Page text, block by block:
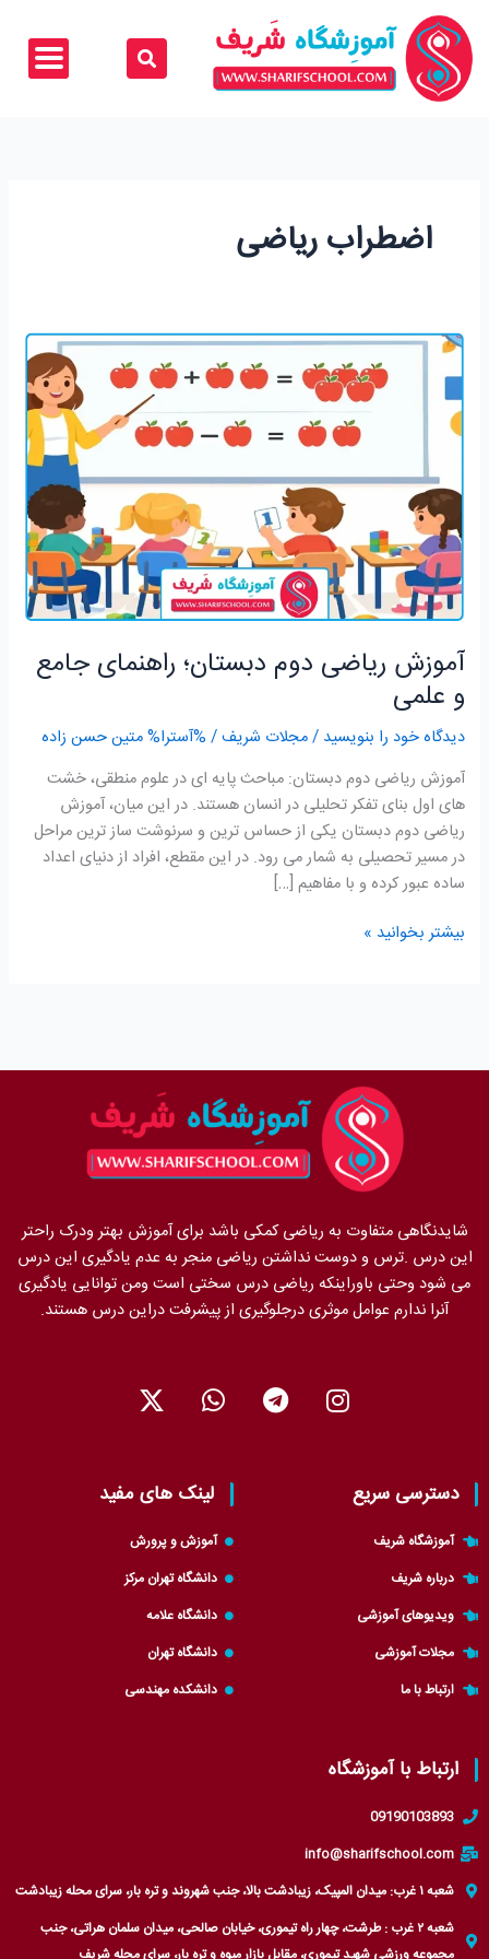
محتوا
اضطراب ریاضی
آموزش ریاضی دوم دبستان؛ راهنمای جامع
و علمی
دیدگاه‌ خود را بنویسید /مجلات شریف/ %آسترا%متین حسن زاده
آموزش ریاضی دوم دبستان: مباحث پایه ای در علوم منطقی، خشت
های اول بنای تفکر تحلیلی در انسان هستند. در این میان، آموزش
ریاضی دوم دبستان یکی از حساس ترین و سرنوشت ساز ترین مراحل
در مسیر تحصیلی به شمار می رود. در این مقطع، افراد از دنیای اعداد
ساده عبور کرده و با مفاهیم […]
آموزش
دوم
دبستان؛
جامع
و
علمی
بیشتر بخوانید »
شایدنگاهی متفاوت به ریاضی کمکی باشد برای آموزش بهتر ودرک راحتر
این درس .ترس و دوست نداشتن ریاضی منجر به عدم یادگیری این درس
می شود وحتی باوراینکه ریاضی درس سختی است ومن توانایی یادگیری
آنرا ندارم عوامل موثری درجلوگیری از پیشرفت دراین درس هستند.
I
n
T
e
W
h
s
a
p
p
X
-
i
t
t
e
r
دسترسی سریع
آموزشگاه شریف
درباره شریف
ویدیوهای آموزشی
مجلات آموزشی
ارتباط با ما
لینک های مفید
آموزش و پرورش
دانشگاه تهران مرکز
دانشگاه علامه
دانشگاه تهران
دانشکده مهندسی
ارتباط با آموزشگاه
09190103893
info@sharifschool.com
شعبه ۱ غرب: میدان المپیک، زیبادشت بالا، جنب شهروند و تره بار، سرای محله زیبادشت
شعبه ۲ غرب : طرشت، چهار راه تیموری، خیابان صالحی، میدان سلمان هراتی، جنب
مجموعه ورزشی شهید تیموری، مقابل بازار میوه و تره بار، سرای محله شریف